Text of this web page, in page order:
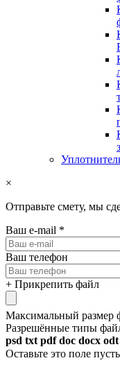
×
Отправьте смету, мы
Ваш e-mail *
Ваш телефон
+ Прикрепить файл
Максимальный размер
Разрешённые типы
psd txt pdf doc docx
Оставьте это поле